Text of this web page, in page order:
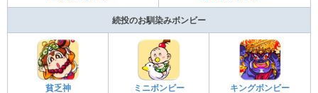
続投のお馴染みボンビー
貧乏神 ミニボンビー キングボンビー